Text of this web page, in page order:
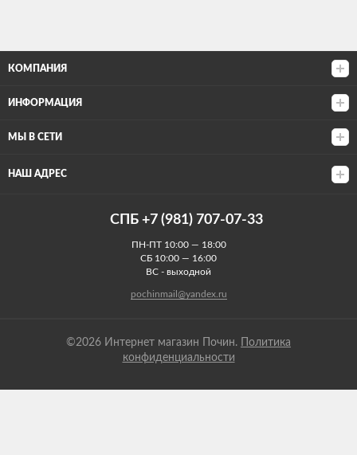
КОМПАНИЯ
ИНФОРМАЦИЯ
МЫ В СЕТИ
НАШ АДРЕС
СПБ +7 (981) 707-07-33
ПН-ПТ 10:00 — 18:00
СБ 10:00 — 16:00
ВС - выходной
pochinmail@yandex.ru
©2026 Интернет магазин Почин.
Политика
конфиденциальности